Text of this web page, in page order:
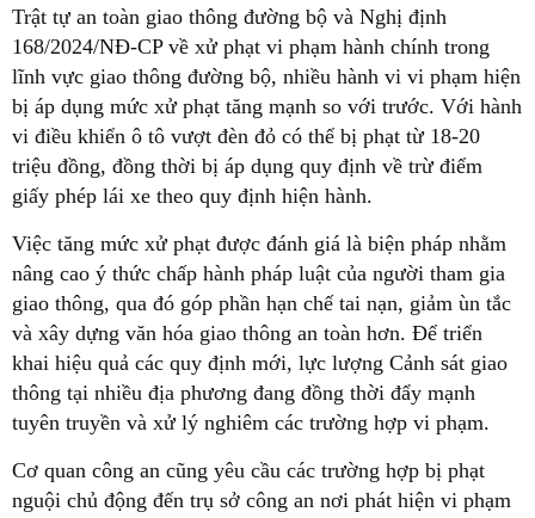
Trật tự an toàn giao thông đường bộ và Nghị định
168/2024/NĐ-CP về xử phạt vi phạm hành chính trong
lĩnh vực giao thông đường bộ, nhiều hành vi vi phạm hiện
bị áp dụng mức xử phạt tăng mạnh so với trước. Với hành
vi điều khiển ô tô vượt đèn đỏ có thể bị phạt từ 18-20
triệu đồng, đồng thời bị áp dụng quy định về trừ điểm
giấy phép lái xe theo quy định hiện hành.
Việc tăng mức xử phạt được đánh giá là biện pháp nhằm
nâng cao ý thức chấp hành pháp luật của người tham gia
giao thông, qua đó góp phần hạn chế tai nạn, giảm ùn tắc
và xây dựng văn hóa giao thông an toàn hơn. Để triển
khai hiệu quả các quy định mới, lực lượng Cảnh sát giao
thông tại nhiều địa phương đang đồng thời đẩy mạnh
tuyên truyền và xử lý nghiêm các trường hợp vi phạm.
Cơ quan công an cũng yêu cầu các trường hợp bị phạt
nguội chủ động đến trụ sở công an nơi phát hiện vi phạm